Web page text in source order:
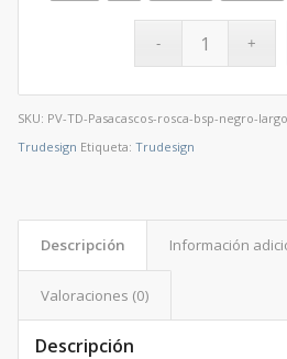
SKU: PV-TD-Pasacascos-rosca-bsp-negro-largo
Trudesign Etiqueta: Trudesign
Descripción Información
Valoraciones (0)
Descripción